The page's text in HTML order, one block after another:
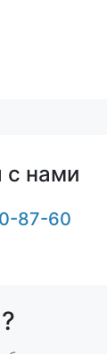
с нами
87-60